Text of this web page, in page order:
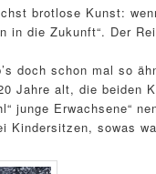
brotlose Kunst:
in die Zukunft“. Der
doch schon mal so
Jahre alt, die beiden
junge Erwachsene“
Kindersitzen, sowas